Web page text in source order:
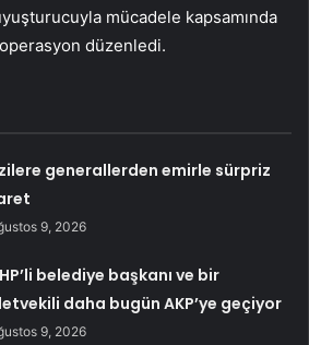
mücadele kapsamında
düzenledi.
generallerden emirle sürpriz
9, 2026
belediye başkanı ve bir
daha bugün AKP’ye geçiyor
9, 2026